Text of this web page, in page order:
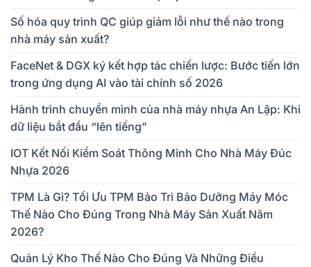
Số hóa quy trình QC giúp giảm lỗi như thế nào trong
nhà máy sản xuất?
FaceNet & DGX ký kết hợp tác chiến lược: Bước tiến lớn
trong ứng dụng AI vào tài chính số 2026
Hành trình chuyển mình của nhà máy nhựa An Lập: Khi
dữ liệu bắt đầu “lên tiếng”
IOT Kết Nối Kiểm Soát Thông Minh Cho Nhà Máy Đúc
Nhựa 2026
TPM Là Gì? Tối Ưu TPM Bảo Trì Bảo Dưỡng Máy Móc
Thế Nào Cho Đúng Trong Nhà Máy Sản Xuất Năm
2026?
Quản Lý Kho Thế Nào Cho Đúng Và Những Điều